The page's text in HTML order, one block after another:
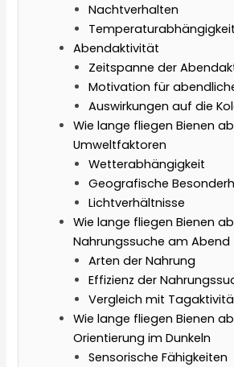
Nachtverhalten
Temperaturabhängigkeit
Abendaktivität
Zeitspanne der
Motivation für
Auswirkungen auf die
Wie lange fliegen Bienen
Umweltfaktoren
Wetterabhängigkeit
Geografische
Lichtverhältnisse
Wie lange fliegen Bienen
Nahrungssuche am Abend
Arten der Nahrung
Effizienz der
Vergleich mit
Wie lange fliegen Bienen
Orientierung im Dunkeln
Sensorische Fähigkeiten